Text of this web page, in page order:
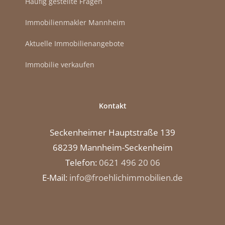
Immobilienmakler Mannheim
Aktuelle Immobilienangebote
Immobilie verkaufen
Kontakt
Seckenheimer Hauptstraße 139
68239 Mannheim-Seckenheim
Telefon: 0621 496 20 06
E-Mail: info@froehlichimmobilien.de